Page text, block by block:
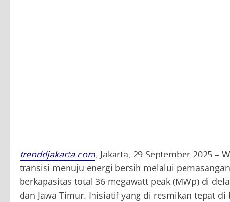
trenddjakarta.com, Jakarta, 29 September 2025 –
transisi menuju energi bersih melalui
berkapasitas total 36 megawatt peak (MWp) di
dan Jawa Timur. Inisiatif yang di resmikan tepat